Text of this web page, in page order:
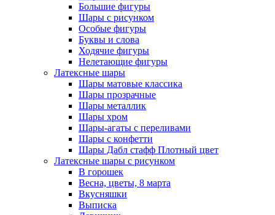
Большие фигуры
Шары с рисунком
Особые фигуры
Буквы и слова
Ходячие фигуры
Нелетающие фигуры
Латексные шары
Шары матовые классика
Шары прозрачные
Шары металлик
Шары хром
Шары-агаты с переливами
Шары с конфетти
Шары Дабл стафф Плотный цвет
Латексные шары с рисунком
В горошек
Весна, цветы, 8 марта
Вкусняшки
Выписка